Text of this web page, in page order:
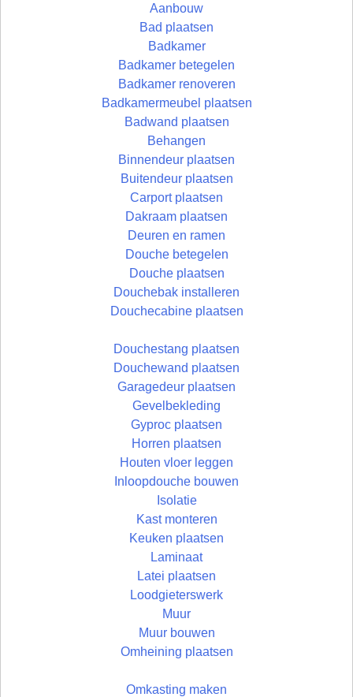
Aanbouw
Bad plaatsen
Badkamer
Badkamer betegelen
Badkamer renoveren
Badkamermeubel plaatsen
Badwand plaatsen
Behangen
Binnendeur plaatsen
Buitendeur plaatsen
Carport plaatsen
Dakraam plaatsen
Deuren en ramen
Douche betegelen
Douche plaatsen
Douchebak installeren
Douchecabine plaatsen
Douchestang plaatsen
Douchewand plaatsen
Garagedeur plaatsen
Gevelbekleding
Gyproc plaatsen
Horren plaatsen
Houten vloer leggen
Inloopdouche bouwen
Isolatie
Kast monteren
Keuken plaatsen
Laminaat
Latei plaatsen
Loodgieterswerk
Muur
Muur bouwen
Omheining plaatsen
Omkasting maken